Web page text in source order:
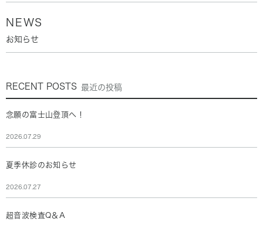
NEWS
お知らせ
RECENT POSTS 最近の投稿
念願の富士山登頂へ！
2026.07.29
夏季休診のお知らせ
2026.07.27
超音波検査Q＆A